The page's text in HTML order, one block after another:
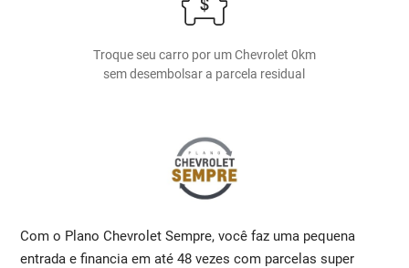
Troque seu carro por um Chevrolet 0km
sem desembolsar a parcela residual
Com o Plano Chevrolet Sempre, você faz uma pequena
entrada e financia em até 48 vezes com parcelas super